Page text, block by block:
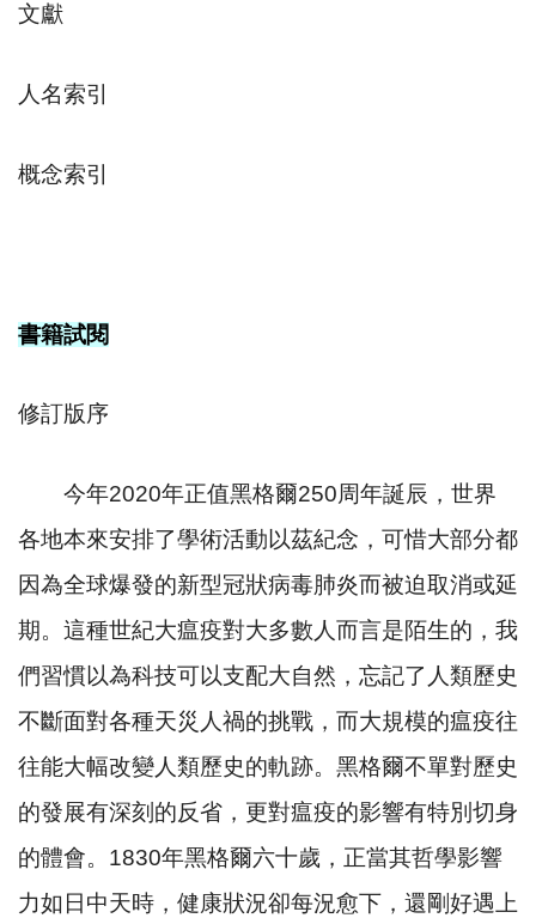
文獻
人名索引
概念索引
書籍試閱
修訂版序
今年2020年正值黑格爾250周年誕辰，世界
各地本來安排了學術活動以茲紀念，可惜大部分都
因為全球爆發的新型冠狀病毒肺炎而被迫取消或延
期。這種世紀大瘟疫對大多數人而言是陌生的，我
們習慣以為科技可以支配大自然，忘記了人類歷史
不斷面對各種天災人禍的挑戰，而大規模的瘟疫往
往能大幅改變人類歷史的軌跡。黑格爾不單對歷史
的發展有深刻的反省，更對瘟疫的影響有特別切身
的體會。 1830年黑格爾六十歲，正當其哲學影響
力如日中天時，健康狀況卻每況愈下，還剛好遇上